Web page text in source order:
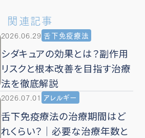
関連記事
2026.06.29 舌下免疫療法
シダキュアの効果とは？副作用
リスクと根本改善を目指す治療
法を徹底解説
2026.07.01 アレルギー
舌下免疫療法の治療期間はど
れくらい？｜必要な治療年数と